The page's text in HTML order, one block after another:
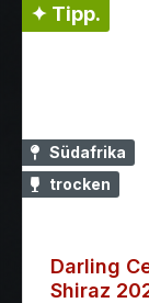
✦ Tipp.
Südafrika
trocken
Darling
Shiraz